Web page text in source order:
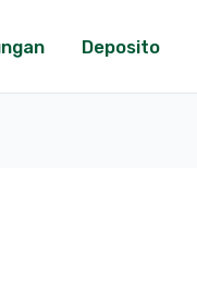
Deposito